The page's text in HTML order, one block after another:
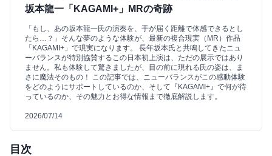
坂本龍一「KAGAMI+」MRの奇跡
「もし、あの坂本龍一氏の演奏を、手が届く距離で体感できるとし
たら…？」そんな夢のような体験が、最新の複合現実（MR）作品
「KAGAMI+」で現実になります。 長年坂本氏と共鳴してきたニュ
ーバランスが特別協賛するこの日本初上演は、ただの展示ではあり
ません。私も体験して驚きましたが、目の前に現れる氏の姿は、ま
さに魔法そのもの！ この記事では、ニューバランスがこの感動体験
をどのようにサポートしているのか、そして『KAGAMI+』で何が待
っているのか、その魅力とお得な情報まで徹底解説します。
2026/07/14
目次